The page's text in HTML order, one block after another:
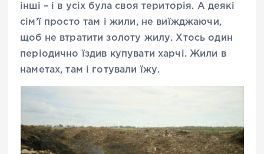
інші – і в усіх була своя територія. А деякі
сім’ї просто там і жили, не виїжджаючи,
щоб не втратити золоту жилу. Хтось один
періодично їздив купувати харчі. Жили в
наметах, там і готували їжу.